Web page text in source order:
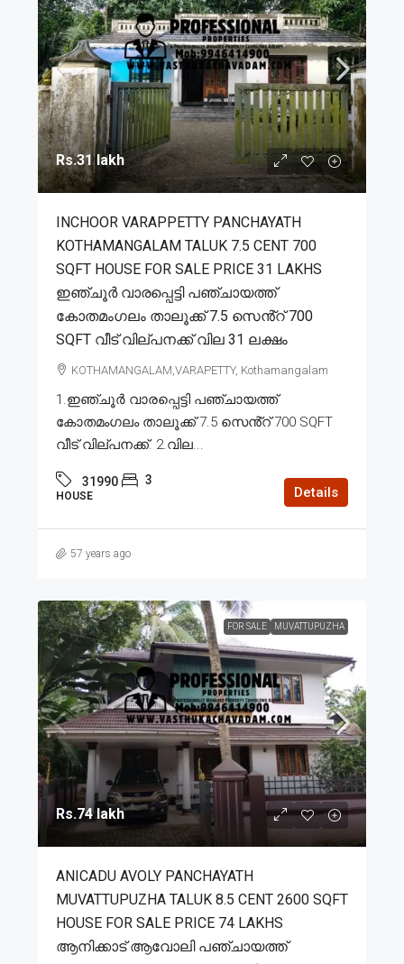
Rs.31 lakh
INCHOOR VARAPPETTY PANCHAYATH
KOTHAMANGALAM TALUK 7.5 CENT 700
SQFT HOUSE FOR SALE PRICE 31 LAKHS
ഇഞ്ചൂർ വാരപ്പെട്ടി പഞ്ചായത്ത്
കോതമംഗലം താലൂക്ക് 7.5 സെൻ്റ് 700
SQFT വീട് വില്പനക്ക് വില 31 ലക്ഷം
KOTHAMANGALAM,VARAPETTY, Kothamangalam
1.ഇഞ്ചൂർ വാരപ്പെട്ടി പഞ്ചായത്ത്
കോതമംഗലം താലൂക്ക് 7.5 സെൻ്റ് 700 SQFT
വീട് വില്പനക്ക്. 2.വില...
31990 3
HOUSE Details
57 years ago
FOR SALE MUVATTUPUZHA
Rs.74 lakh
ANICADU AVOLY PANCHAYATH
MUVATTUPUZHA TALUK 8.5 CENT 2600 SQFT
HOUSE FOR SALE PRICE 74 LAKHS
ആനിക്കാട് ആവോലി പഞ്ചായത്ത്